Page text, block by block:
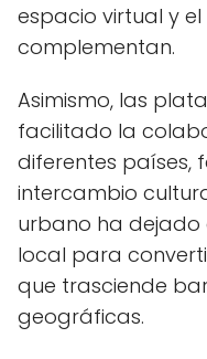
espacio virtual y
complementan.
Asimismo, las
facilitado la
diferentes países,
intercambio
urbano ha dejado
local para
que trasciende
geográficas.